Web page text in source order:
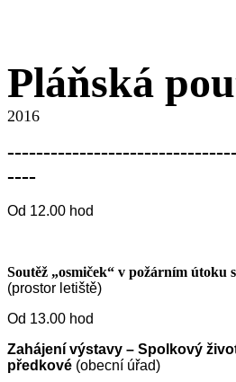
Pláňská
2016
----
Od 12.00 hod
Soutěž „osmiček“ v požárním útoku
(prostor letiště)
Od 13.00 hod
Zahájení výstavy – Spolkový
předkové (obecní úřad)